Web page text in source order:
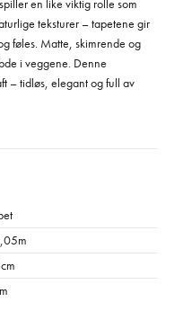
en like viktig rolle som
teksturer – tapetene gir
føles. Matte, skimrende og
i veggene. Denne
– tidløs, elegant og full av